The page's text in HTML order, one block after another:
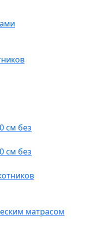
см без
см без
матрасом